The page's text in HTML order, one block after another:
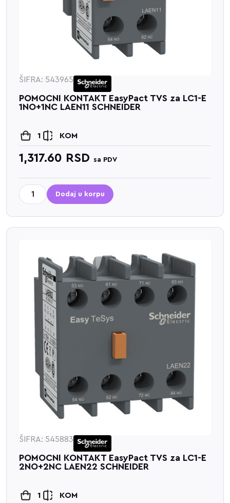
ŠIFRA: 543965
POMOCNI KONTAKT EasyPact TVS za LC1-E
1NO+1NC LAEN11 SCHNEIDER
1 KOM
1,317.60 RSD sa PDV
Dodaj u korpu
ŠIFRA: 545883
POMOCNI KONTAKT EasyPact TVS za LC1-E
2NO+2NC LAEN22 SCHNEIDER
1 KOM